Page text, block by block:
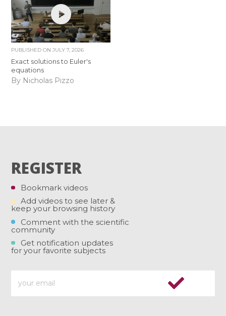
PUBLISHED ONJULY 7, 2026
Exact solutions to Euler's
equations
By Nicholas Pizzo
REGISTER
Bookmark videos
Add videos to see later &
keep your browsing history
Comment with the scientific
community
Get notification updates
for your favorite subjects